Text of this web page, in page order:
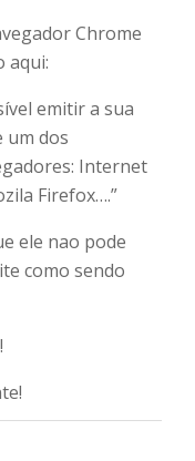
Chrome
aqui:
emitir a sua
um dos
Internet
Firefox….”
ele nao pode
como sendo